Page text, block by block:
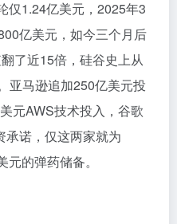
仅1.24亿美元，2025年3
亿美元，如今三个月后
了近15倍，硅谷史上从
亚马逊追加250亿美元投
元AWS技术投入， 谷歌
承诺，仅这两家就为
的弹药储备。